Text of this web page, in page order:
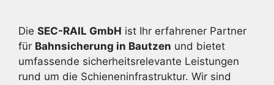
Die SEC-RAIL GmbH ist Ihr erfahrener Partner
für Bahnsicherung in Bautzen und bietet
umfassende sicherheitsrelevante Leistungen
rund um die Schieneninfrastruktur. Wir sind